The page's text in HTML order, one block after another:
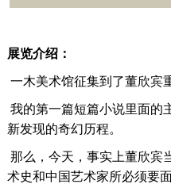
展览介绍：
一木美术馆征集到了董欣宾
我的第一篇短篇小说里面的
新发现的奇幻历程。
那么，今天，事实上董欣宾
术史和中国艺术家所必须要